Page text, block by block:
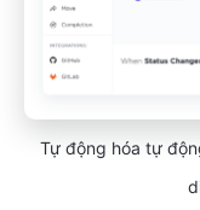
Tự động hóa tự